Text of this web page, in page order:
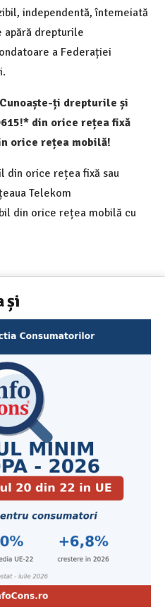
independentă, întemeiată
apără drepturile
a Federației
ți drepturile și
din orice rețea fixă
orice rețea mobilă!
din orice rețea fixă sau
Telekom
din orice rețea mobilă cu
și